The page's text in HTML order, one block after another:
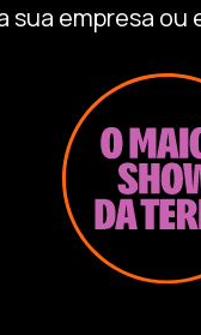
sua empresa ou